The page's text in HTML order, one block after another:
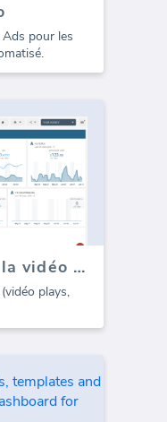
pour les
Tableau de bord de la vidéo Youtube (publicités Google)
plays,